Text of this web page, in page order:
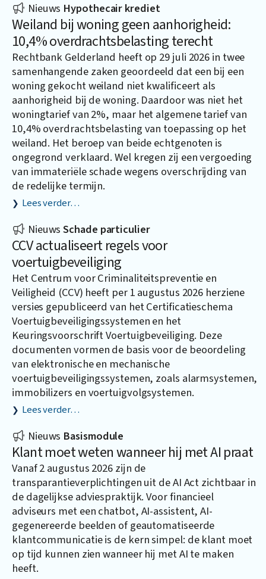
Nieuws Hypothecair krediet
Weiland bij woning geen aanhorigheid:
10,4% overdrachtsbelasting terecht
Rechtbank Gelderland heeft op 29 juli 2026 in twee
samenhangende zaken geoordeeld dat een bij een
woning gekocht weiland niet kwalificeert als
aanhorigheid bij de woning. Daardoor was niet het
woningtarief van 2%, maar het algemene tarief van
10,4% overdrachtsbelasting van toepassing op het
weiland. Het beroep van beide echtgenoten is
ongegrond verklaard. Wel kregen zij een vergoeding
van immateriële schade wegens overschrijding van
de redelijke termijn.
Lees verder…
NieuwsSchade particulier
CCV actualiseert regels voor
voertuigbeveiliging
Het Centrum voor Criminaliteitspreventie en
Veiligheid (CCV) heeft per 1 augustus 2026 herziene
versies gepubliceerd van het Certificatieschema
Voertuigbeveiligingssystemen en het
Keuringsvoorschrift Voertuigbeveiliging. Deze
documenten vormen de basis voor de beoordeling
van elektronische en mechanische
voertuigbeveiligingssystemen, zoals alarmsystemen,
immobilizers en voertuigvolgsystemen.
Lees verder…
Nieuws Basismodule
Klant moet weten wanneer hij met AI praat
Vanaf 2 augustus 2026 zijn de
transparantieverplichtingen uit de AI Act zichtbaar in
de dagelijkse adviespraktijk. Voor financieel
adviseurs met een chatbot, AI-assistent, AI-
gegenereerde beelden of geautomatiseerde
klantcommunicatie is de kern simpel: de klant moet
op tijd kunnen zien wanneer hij met AI te maken
heeft.